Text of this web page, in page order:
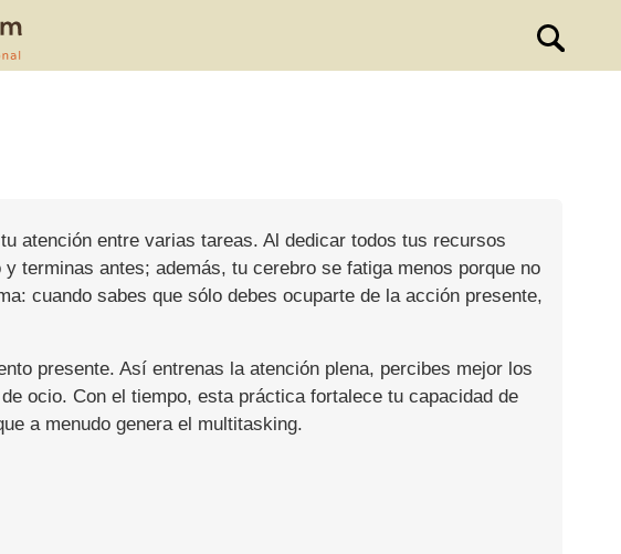
atención entre varias tareas. Al dedicar todos tus recursos
terminas antes; además, tu cerebro se fatiga menos porque no
cuando sabes que sólo debes ocuparte de la acción presente,
presente. Así entrenas la atención plena, percibes mejor los
ocio. Con el tiempo, esta práctica fortalece tu capacidad de
a menudo genera el multitasking.